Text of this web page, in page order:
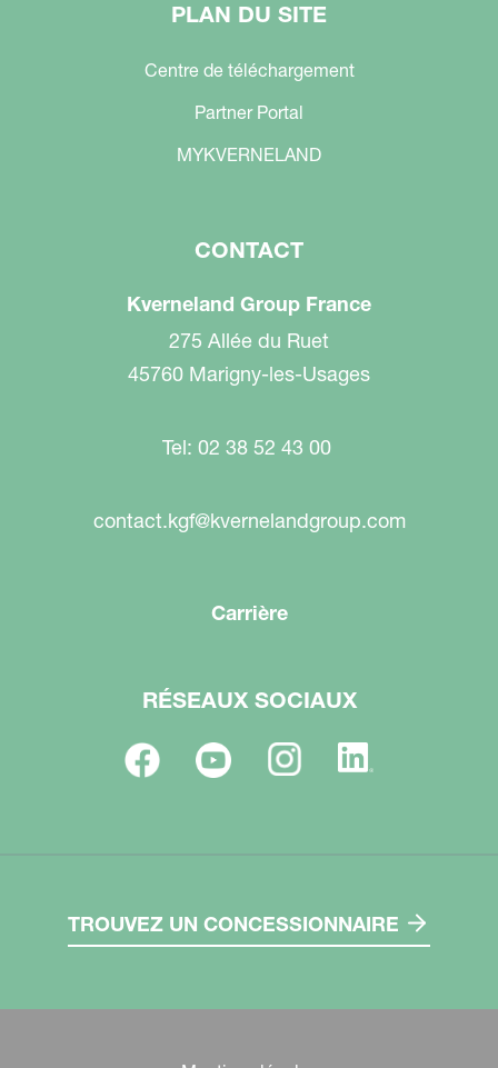
PLAN DU SITE
Centre de téléchargement
Partner Portal
MYKVERNELAND
CONTACT
Kverneland Group France
275 Allée du Ruet
45760 Marigny-les-Usages
Tel: 02 38 52 43 00
contact.kgf@kvernelandgroup.com
Carrière
RÉSEAUX SOCIAUX
TROUVEZ UN CONCESSIONNAIRE